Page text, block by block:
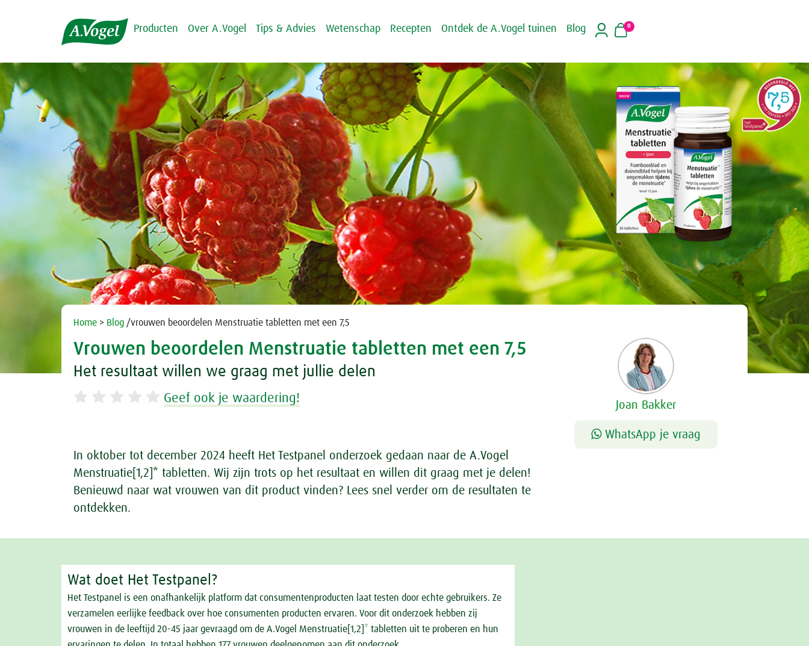
Producten Over A.Vogel Tips & Advies Wetenschap Recepten Ontdek de A.Vogel tuinen Blog 0
Home > Blog /vrouwen beoordelen Menstruatie tabletten met een 7,5
Vrouwen beoordelen Menstruatie tabletten met een 7,5
Het resultaat willen we graag met jullie delen
Geef ook je waardering!
In oktober tot december 2024 heeft Het Testpanel onderzoek gedaan naar de A.Vogel
Menstruatie[1,2]* tabletten. Wij zijn trots op het resultaat en willen dit graag met je delen!
Benieuwd naar wat vrouwen van dit product vinden? Lees snel verder om de resultaten te
ontdekken.
Joan Bakker
WhatsApp je vraag
Wat doet Het Testpanel?
Het Testpanel is een onafhankelijk platform dat consumentenproducten laat testen door echte gebruikers. Ze
verzamelen eerlijke feedback over hoe consumenten producten ervaren. Voor dit onderzoek hebben zij
vrouwen in de leeftijd 20-45 jaar gevraagd om de A.Vogel Menstruatie[1,2]* tabletten uit te proberen en hun